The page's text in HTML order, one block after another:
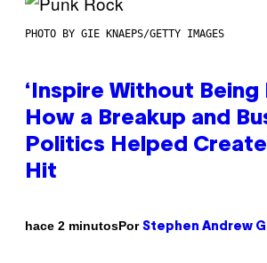
PHOTO BY GIE KNAEPS/GETTY IMAGES
‘Inspire Without Being
How a Breakup and
Politics Helped
Hit
hace 2 minutosPor Stephen Andrew